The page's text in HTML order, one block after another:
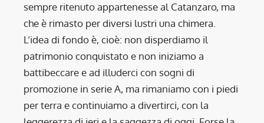
sempre ritenuto appartenesse al Catanzaro, ma
che è rimasto per diversi lustri una chimera.
L’idea di fondo è, cioè: non disperdiamo il
patrimonio conquistato e non iniziamo a
battibeccare e ad illuderci con sogni di
promozione in serie A, ma rimaniamo con i piedi
per terra e continuiamo a divertirci, con la